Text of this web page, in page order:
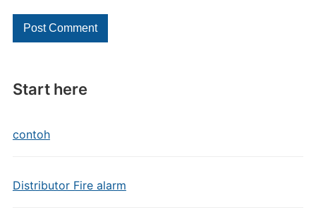
Start here
contoh
Distributor Fire alarm